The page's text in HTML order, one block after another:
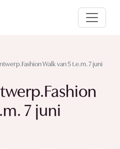
Walk van 5 t.e.m. 7 juni
7 juni